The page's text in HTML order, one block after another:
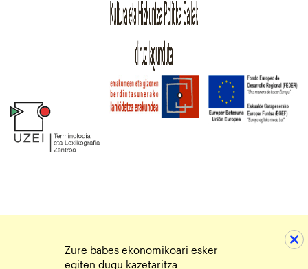
Zure babes ekonomikoari esker
egiten dugu kazetaritza